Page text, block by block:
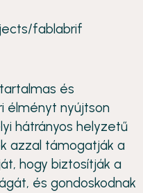
fablabrif
és
élményt nyújtson
hátrányos helyzetű
azzal támogatják a
hogy biztosítják a
és gondoskodnak